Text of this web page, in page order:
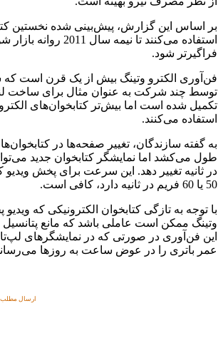
بر اساس این گزارش، پیش‌بینی شده نخستین
استفاده می‌کنند تا
فراگیرتر شود.
فن‌آوری الکترو وتینگ بیش از یک قرن است که
توسط چند شرکت به عنوان مثال برای ساخت
استفاده می‌کنند.
به گفته سازندگان، تغییر صفحه‌ها در
در ثانیه تغییر دهد. این سرعت برای پخش ویدیو
50 یا 60 فریم در ثانیه دارد، کافی است.
با توجه به تازگی کتابخوان الکترونیکی که
وتینگ ممکن است عاملی باشد که مانع
این فن‌آوری در صورتی که در نمایشگرهای
عمر باتری را در عوض ساعت به روزها
ارسال مطلب